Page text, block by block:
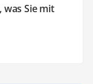
was Sie mit